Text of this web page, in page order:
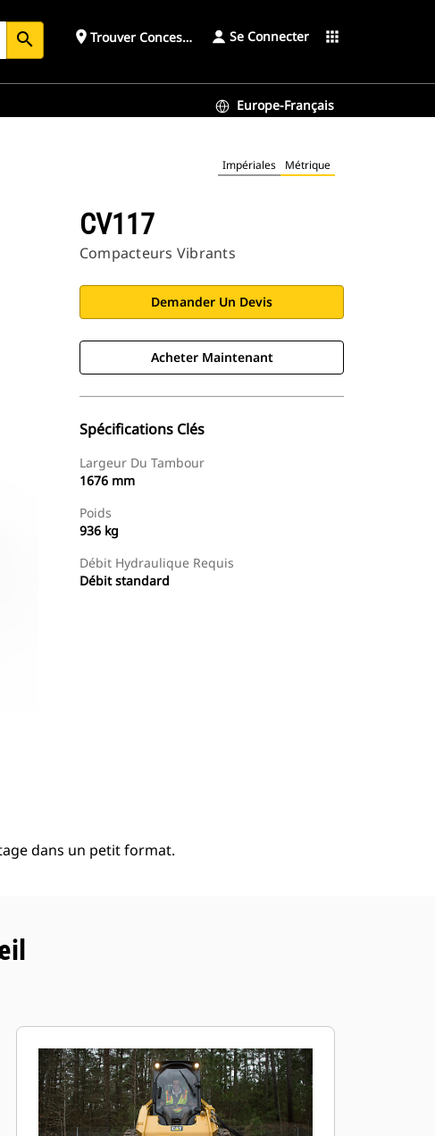
search place Trouver ConcessionnaireSe Connecter apps
Europe-Français
Impériales Métrique
CV117
Compacteurs Vibrants
Demander Un Devis
Acheter Maintenant
Spécifications Clés
Largeur Du Tambour
1676 mm
Poids
936 kg
Débit Hydraulique Requis
Débit standard
dans un petit format.